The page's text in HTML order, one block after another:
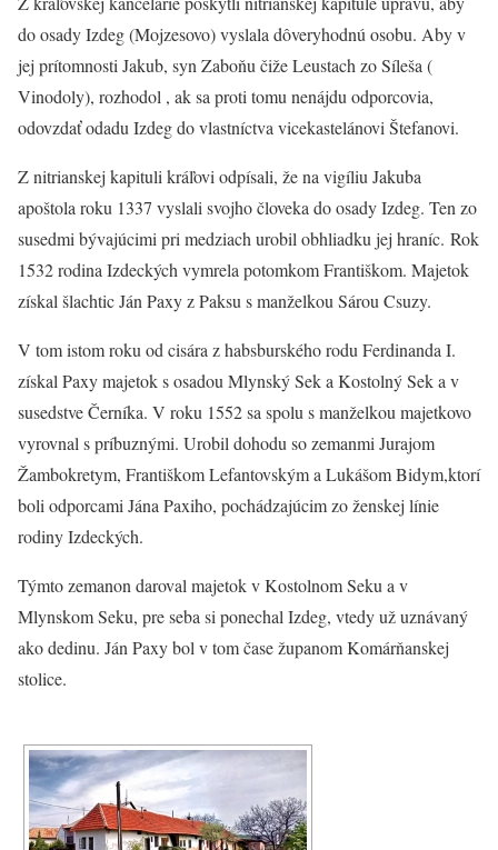
do osady Izdeg (Mojzesovo) vyslala dôveryhodnú osobu. Aby v
jej prítomnosti Jakub, syn Zaboňu čiže Leustach zo Síleša (
Vinodoly), rozhodol , ak sa proti tomu nenájdu odporcovia,
odovzdať odadu Izdeg do vlastníctva vicekastelánovi Štefanovi.
Z nitrianskej kapituli kráľovi odpísali, že na vigíliu Jakuba
apoštola roku 1337 vyslali svojho človeka do osady Izdeg. Ten zo
susedmi bývajúcimi pri medziach urobil obhliadku jej hraníc. Rok
1532 rodina Izdeckých vymrela potomkom Františkom. Majetok
získal šlachtic Ján Paxy z Paksu s manželkou Sárou Csuzy.
V tom istom roku od cisára z habsburského rodu Ferdinanda I.
získal Paxy majetok s osadou Mlynský Sek a Kostolný Sek a v
susedstve Černíka. V roku 1552 sa spolu s manželkou majetkovo
vyrovnal s príbuznými. Urobil dohodu so zemanmi Jurajom
Žambokretym, Františkom Lefantovským a Lukášom Bidym,ktorí
boli odporcami Jána Paxiho, pochádzajúcim zo ženskej línie
rodiny Izdeckých.
Týmto zemanon daroval majetok v Kostolnom Seku a v
Mlynskom Seku, pre seba si ponechal Izdeg, vtedy už uznávaný
ako dedinu. Ján Paxy bol v tom čase županom Komárňanskej
stolice.